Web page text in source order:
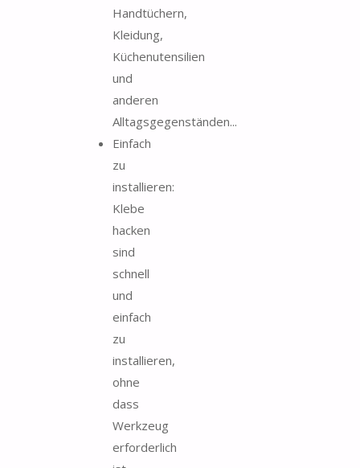
Handtüchern,
Kleidung,
Küchenutensilien
und
anderen
Alltagsgegenständen...
Einfach
zu
installieren:
Klebe
hacken
sind
schnell
und
einfach
zu
installieren,
ohne
dass
Werkzeug
erforderlich